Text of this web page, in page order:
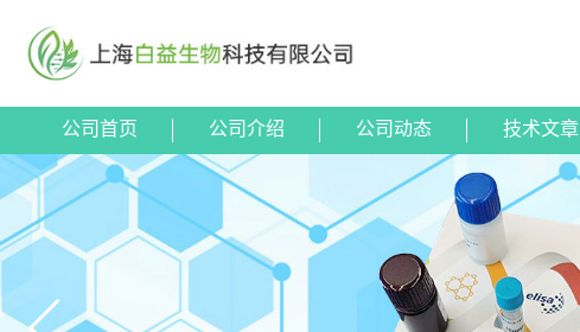
公司首页 公司介绍 公司动态 技术文章